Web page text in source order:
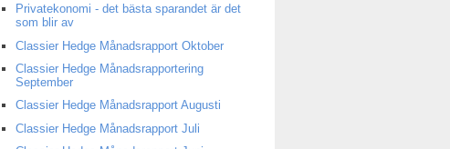
Privatekonomi - det bästa sparandet är det
som blir av
Classier Hedge Månadsrapport Oktober
Classier Hedge Månadsrapportering
September
Classier Hedge Månadsrapport Augusti
Classier Hedge Månadsrapport Juli